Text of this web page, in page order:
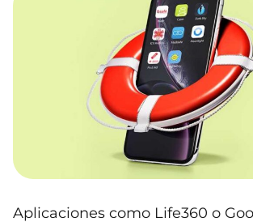
Aplicaciones como Life360 o